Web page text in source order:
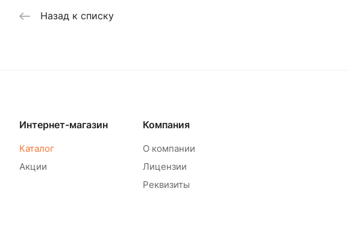
Назад к списку
Интернет-магазин
Каталог
Акции
Компания
О компании
Лицензии
Реквизиты